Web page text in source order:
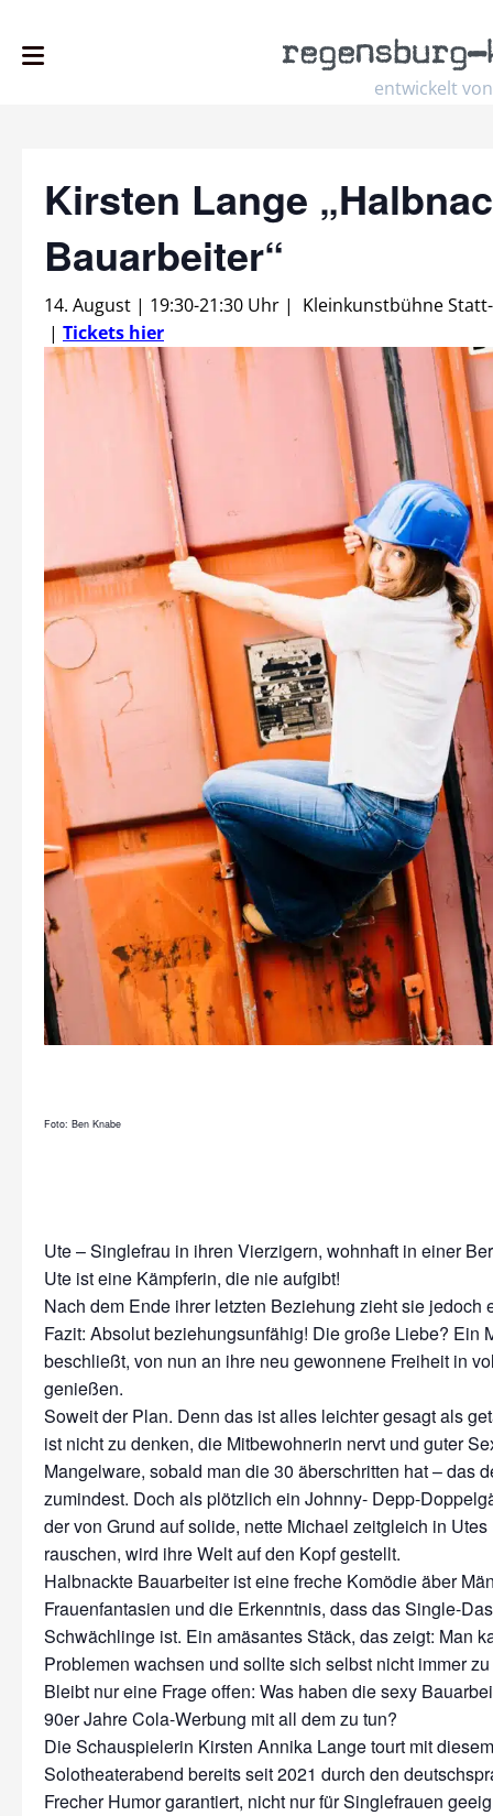
entwickelt von
regensburg–
Kirsten Lange
Bauarbeiter“
14. August | 19:30-21:30 Uhr | Kleinkunstbühne
| Tickets hier
Foto: Ben Knabe
Ute – Singlefrau in ihren Vierzigern, wohnhaft in einer
Ute ist eine Kämpferin, die nie aufgibt!
Nach dem Ende ihrer letzten Beziehung zieht sie jedoch
Fazit: Absolut beziehungsunfähig! Die große Liebe? Ein
beschließt, von nun an ihre neu gewonnene Freiheit in
genießen.
Soweit der Plan. Denn das ist alles leichter gesagt als
ist nicht zu denken, die Mitbewohnerin nervt und guter
Mangelware, sobald man die 30 äberschritten hat – das
zumindest. Doch als plötzlich ein Johnny- Depp-
der von Grund auf solide, nette Michael zeitgleich in
rauschen, wird ihre Welt auf den Kopf gestellt.
Halbnackte Bauarbeiter ist eine freche Komödie äber
Frauenfantasien und die Erkenntnis, dass das Single-
Schwächlinge ist. Ein amäsantes Stäck, das zeigt: Man
Problemen wachsen und sollte sich selbst nicht immer
Bleibt nur eine Frage offen: Was haben die sexy
90er Jahre Cola-Werbung mit all dem zu tun?
Die Schauspielerin Kirsten Annika Lange tourt mit
Solotheaterabend bereits seit 2021 durch den
Frecher Humor garantiert, nicht nur für Singlefrauen